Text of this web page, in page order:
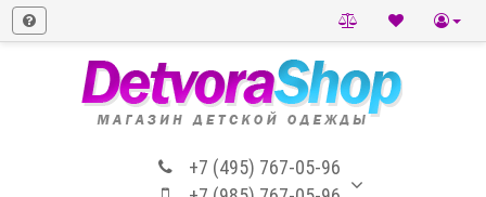
+7 (495) 767-05-96